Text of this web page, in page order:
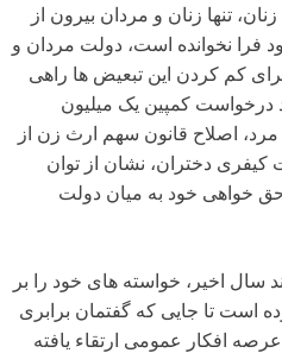
تنها زنان و مردان بیرون از
فرا نخوانده است، دولت مردان و
کم کردن این تبعیض ها راهی
درخواست کمپین یک میلیون
اصلاح قانون سهم ارث زن از
دختران، نشان از توان
خواهی خود به میان دولت
اخیر، خواسته های خود را بر
است تا جایی که گفتمان برابری
افکار عمومی ارتقاء یافته